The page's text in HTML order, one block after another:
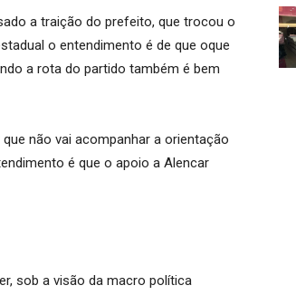
a traição do prefeito, que trocou o
o entendimento é de que oque
a rota do partido também é bem
não vai acompanhar a orientação
é que o apoio a Alencar
sob a visão da macro política